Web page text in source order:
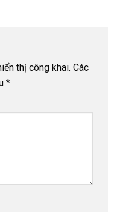
thị công khai. Các
*